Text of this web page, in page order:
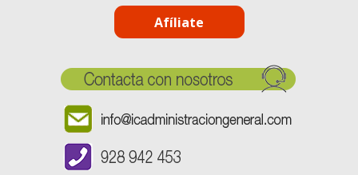
Afíliate